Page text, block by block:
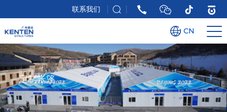
联系我们
CN
定制帐篷